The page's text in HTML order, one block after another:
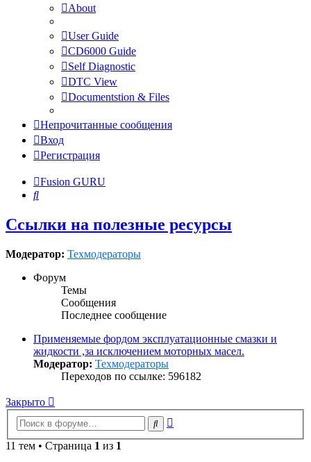
About
User Guide
CD6000 Guide
Self Diagnostic
DTC View
Documentstion & Files
Непрочитанные сообщения
Вход
Регистрация
Fusion GURU
Поиск
Ссылки на полезные ресурсы
Модератор: Техмодераторы
Форум
Темы
Сообщения
Последнее сообщение
Применяемые фордом эксплуатационные смазки и
жидкости ,за исключением моторных масел.
Модератор: Техмодераторы
Переходов по ссылке: 596182
Закрыто
Поиск
11 тем • Страница 1 из 1